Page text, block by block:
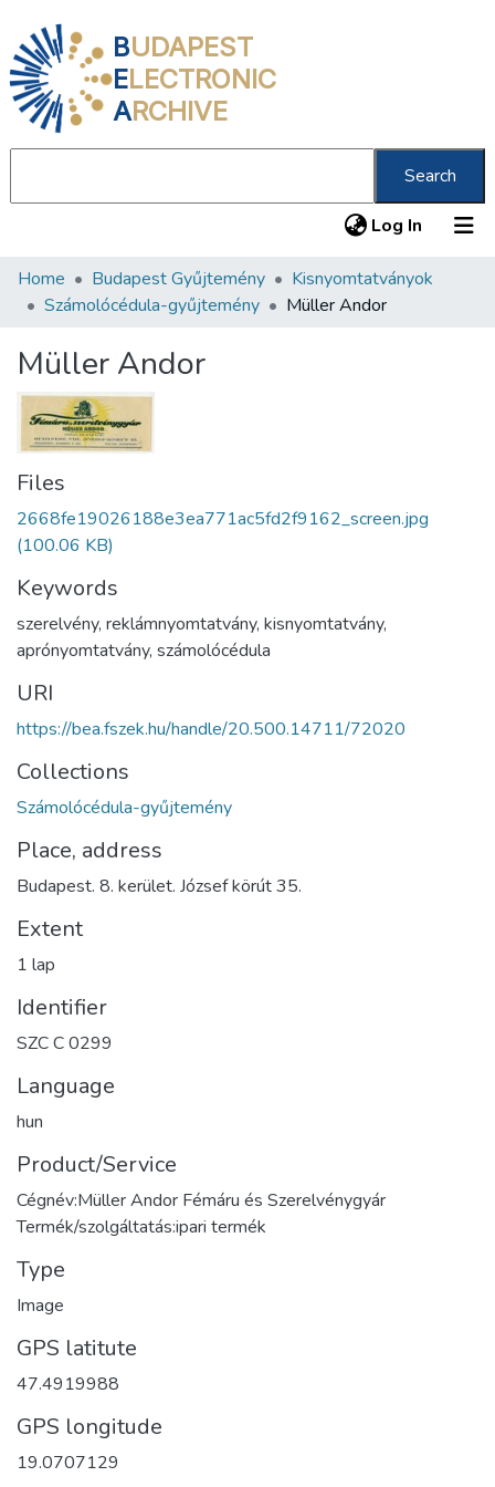
BUDAPEST
ELECTRONIC
ARCHIVE
Search
Log In (current)
Communities & Collections
Statistics
About us
Home Budapest Gyűjtemény
Kisnyomtatványok
Számolócédula-gyűjtemény
Müller Andor
Müller Andor
Files
2668fe19026188e3ea771ac5fd2f9162_screen.jpg
(100.06 KB)
Keywords
szerelvény, reklámnyomtatvány, kisnyomtatvány,
aprónyomtatvány, számolócédula
URI
https://bea.fszek.hu/handle/20.500.14711/72020
Collections
Számolócédula-gyűjtemény
Place, address
Budapest. 8. kerület. József körút 35.
Extent
1 lap
Identifier
SZC C 0299
Language
hun
Product/Service
Cégnév:Müller Andor Fémáru és Szerelvénygyár
Termék/szolgáltatás:ipari termék
Type
Image
GPS latitute
47.4919988
GPS longitude
19.0707129